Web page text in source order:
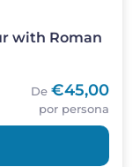
with Roman
De €45,00
por persona